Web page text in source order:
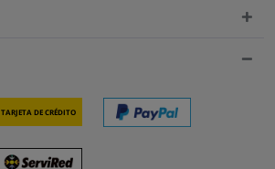
Tarjeta de crédito